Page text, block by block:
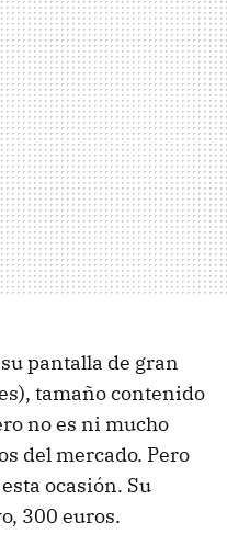
pantalla de gran
tamaño contenido
no es ni mucho
del mercado. Pero
ocasión. Su
300 euros.